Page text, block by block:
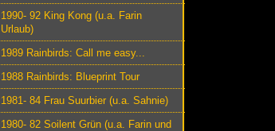
1990- 92 King Kong (u.a. Farin
Urlaub)
1989 Rainbirds: Call me easy...
1988 Rainbirds: Blueprint Tour
1981- 84 Frau Suurbier (u.a. Sahnie)
1980- 82 Soilent Grün (u.a. Farin und